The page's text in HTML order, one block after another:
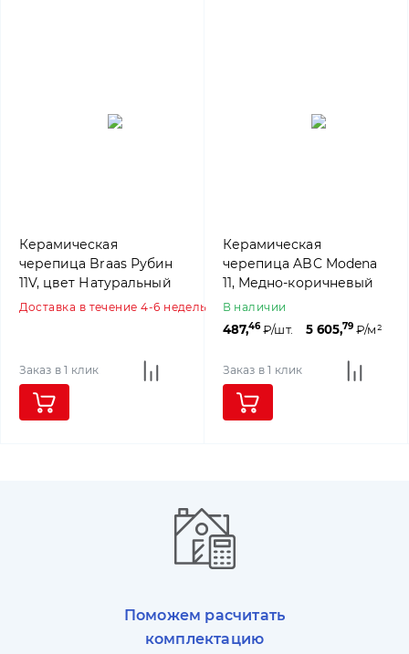
Керамическая
черепица Braas Рубин
11V, цвет Натуральный
красный
Доставка в течение 4-6 недель
Заказ в 1 клик
Керамическая
черепица ABC Modena
11, Медно-коричневый
В наличии
487,46₽/шт. 5 605,79₽/м²
Заказ в 1 клик
Поможем расчитать
комплектацию